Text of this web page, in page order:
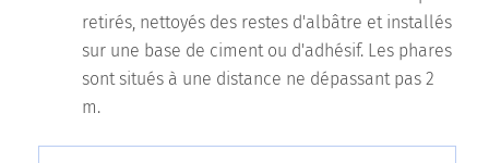
retirés, nettoyés des restes d'albâtre et installés
sur une base de ciment ou d'adhésif. Les phares
sont situés à une distance ne dépassant pas 2
m.